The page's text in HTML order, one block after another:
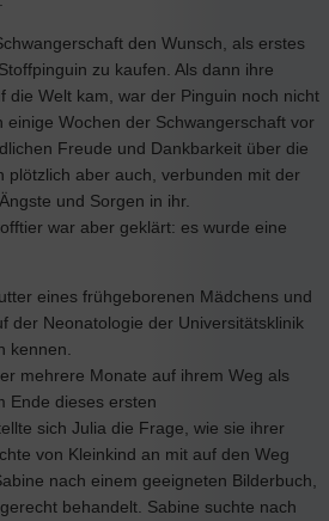
den Wunsch, als erstes
zu kaufen. Als dann ihre
die Welt kam, war der Pinguin noch nicht
einige Wochen der Schwangerschaft vor
Freude und Dankbarkeit über die
plötzlich aber auch, verbunden mit der
und Sorgen in ihr.
war aber geklärt: es wurde eine
eines frühgeborenen Mädchens und
der Neonatologie der Universitätsklinik
kennen.
mehrere Monate auf ihrem Weg als
Ende dieses ersten
sich Julia die Frage, wie sie ihrer
von Kleinkind an mit auf den Weg
nach einem geeigneten Bilderbuch,
behandelt. Sabine suchte nach